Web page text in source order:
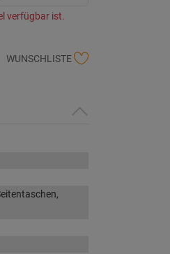
verfügbar ist.
WUNSCHLISTE